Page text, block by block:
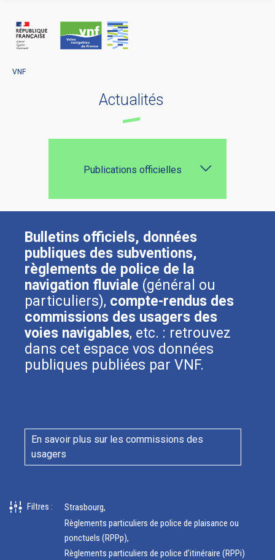
VNF
Actualités
Publications officielles
Bulletins officiels, données
publiques des subventions,
règlements de police de la
navigation fluviale (général ou
particuliers), compte-rendus des
commissions des usagers des
voies navigables, etc. : retrouvez
dans cet espace vos données
publiques publiées par VNF.
En savoir plus sur les commissions des
usagers
Filtres :
Strasbourg
Règlements particuliers de police de plaisance ou
ponctuels (RPPp)
Règlements particuliers de police d’itinéraire (RPPi)